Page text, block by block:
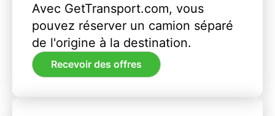
Avec GetTransport.com, vous
pouvez réserver un camion séparé
de l'origine à la destination.
Recevoir des offres